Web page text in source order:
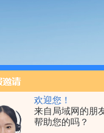
欢迎您！
来自局域网的朋
帮助您的吗？
固纬 AFG-2225 双通道